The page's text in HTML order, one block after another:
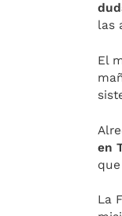
las
El
en
La